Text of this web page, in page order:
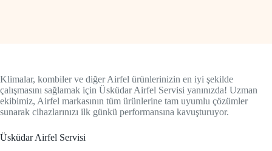
Klimalar, kombiler ve diğer Airfel ürünlerinizin en iyi şekilde
çalışmasını sağlamak için Üsküdar Airfel Servisi yanınızda! Uzman
ekibimiz, Airfel markasının tüm ürünlerine tam uyumlu çözümler
sunarak cihazlarınızı ilk günkü performansına kavuşturuyor.
Üsküdar Airfel Servisi